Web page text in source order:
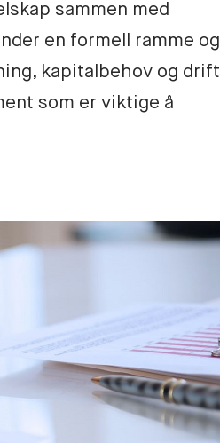
sammen med
en formell ramme og
kapitalbehov og drift
som er viktige å